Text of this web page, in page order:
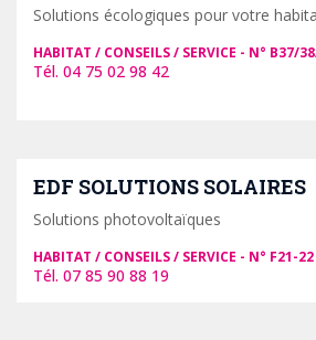
Solutions écologiques pour votre
HABITAT / CONSEILS / SERVICE B37/
04 75 02 98 42
EDF SOLUTIONS SOLAIRES
Solutions photovoltaïques
HABITAT / CONSEILS / SERVICE F21-22
07 85 90 88 19